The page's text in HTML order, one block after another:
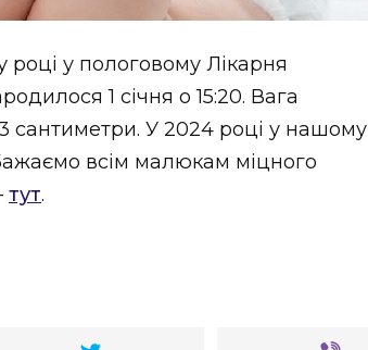
у пологовому Лікарня
1 січня о 15:20. Вага
сантиметри. У 2024 році у нашому
всім малюкам міцного
тут.